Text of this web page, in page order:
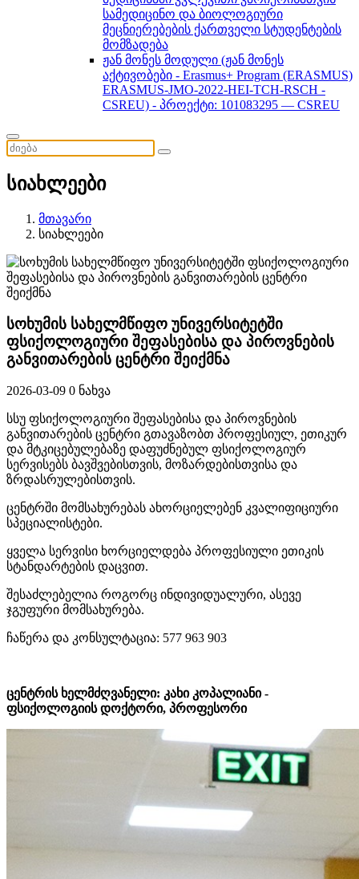
სამედიცინო და ბიოლოგიური
მეცნიერებების ქართველი სტუდენტების
მომზადება
ჟან მონეს მოდული (ჟან მონეს
აქტივობები - Erasmus+ Program (ERASMUS)
ERASMUS-JMO-2022-HEI-TCH-RSCH -
CSREU) - პროექტი: 101083295 — CSREU
სიახლეები
მთავარი
სიახლეები
სოხუმის სახელმწიფო უნივერსიტეტში
ფსიქოლოგიური შეფასებისა და პიროვნების
განვითარების ცენტრი შეიქმნა
2026-03-09 0 ნახვა
სსუ ფსიქოლოგიური შეფასებისა და პიროვნების
განვითარების ცენტრი გთავაზობთ პროფესიულ, ეთიკურ
და მტკიცებულებაზე დაფუძნებულ ფსიქოლოგიურ
სერვისებს ბავშვებისთვის, მოზარდებისთვისა და
ზრდასრულებისთვის.
ცენტრში მომსახურებას ახორციელებენ კვალიფიციური
სპეციალისტები.
ყველა სერვისი ხორციელდება პროფესიული ეთიკის
სტანდარტების დაცვით.
შესაძლებელია როგორც ინდივიდუალური, ასევე
ჯგუფური მომსახურება.
ჩაწერა და კონსულტაცია: 577 963 903
ცენტრის ხელმძღვანელი: კახი კოპალიანი -
ფსიქოლოგიის დოქტორი, პროფესორი